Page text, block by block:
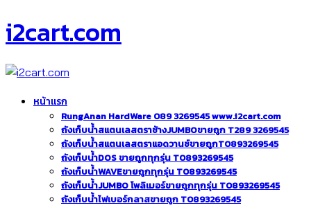
i2cart.com
หน้าแรก
RungAnan HardWare 089 3269545 www.i2cart.com
ถังเก็บน้ำสแตนเลสตราช้างJUMBOขายถูก T289 3269545
ถังเก็บน้ำสแตนเลสตราแอดวานซ์ขายถูกT0893269545
ถังเก็บน้ำDOS ขายถูกทุกรุ่น T0893269545
ถังเก็บน้ำWAVEขายถูกทุกรุ่น T0893269545
ถังเก็บน้ำJUMBO โพลิเมอร์ขายถูกทุกรุ่น T0893269545
ถังเก็บน้ำไฟเบอร์กลาสขายถูก T0893269545